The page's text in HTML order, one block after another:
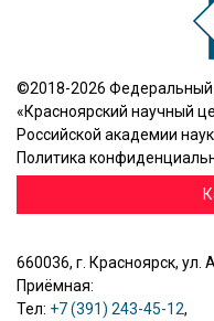
©2018-2026 Федеральный
«Красноярский научный
Российской академии
Политика
660036, г. Красноярск, ул.
Приёмная:
Тел: +7 (391) 243-45-12,